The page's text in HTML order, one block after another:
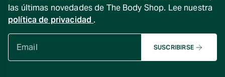
las últimas novedades de The Body Shop. Lee nuestra
política de privacidad .
SUSCRIBIRSE